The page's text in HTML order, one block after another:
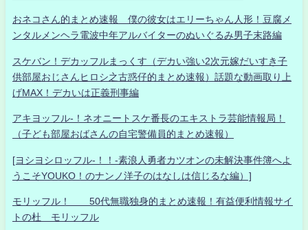
おネコさん的まとめ速報 僕の彼女はエリーちゃん人形！豆腐メ
ンタルメンヘラ電波中年アルバイターのぬいぐるみ男子末路編
スケバン！デカッフルまっくす（デカい強い2次元嫁だいすき子
供部屋おじさんヒロシ之古惑仔的まとめ速報）話題な動画取り上
げMAX！デカいは正義刑事編
アキヨッフル-！ネオニートスケ番長のエキストラ芸能情報局！
（子ども部屋おばさんの自宅警備員的まとめ速報）
[ヨシヨシロッフル-！！-素浪人勇者カツオンの未解決事件簿へよ
うこそYOUKO！のナンノ洋子のはなしは信じるな編）]
モリッフル！ 50代無職独身的まとめ速報！有益便利情報サイ
トの杜 モリッフル